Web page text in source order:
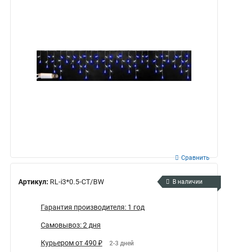
Артикул: RL-i3*0.5-CT/BW
Сравнить
В наличии
Гарантия производителя: 1 год
Самовывоз: 2 дня
Курьером от 490 ₽ 2-3 дней